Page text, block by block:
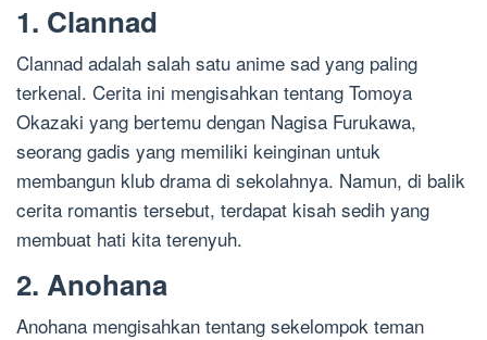
1. Clannad
Clannad adalah salah satu anime sad yang paling
terkenal. Cerita ini mengisahkan tentang Tomoya
Okazaki yang bertemu dengan Nagisa Furukawa,
seorang gadis yang memiliki keinginan untuk
membangun klub drama di sekolahnya. Namun, di balik
cerita romantis tersebut, terdapat kisah sedih yang
membuat hati kita terenyuh.
2. Anohana
Anohana mengisahkan tentang sekelompok teman